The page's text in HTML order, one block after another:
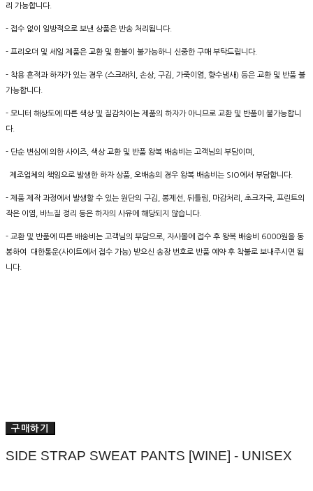
리 가능합니다.
- 접수 없이 일방적으로 보낸 상품은 반송 처리됩니다.
- 프리오더 및 세일 제품은 교환 및 환불이 불가능하니 신중한 구매 부탁드립니다.
- 착용 흔적과 하자가 있는 경우 (스크래치, 손상, 구김, 가죽이염, 향수냄새) 등은 교환 및 반품 불
가능합니다.
- 모니터 해상도에 따른 색상 및 질감차이는 제품의 하자가 아니므로 교환 및 반품이 불가능합니
다.
- 단순 변심에 의한 사이즈, 색상 교환 및 반품 왕복 배송비는 고객님의 부담이며,
제조업체의 책임으로 발생한 하자 상품, 오배송의 경우 왕복 배송비는 SIO에서 부담합니다.
- 제품 제작 과정에서 발생할 수 있는 원단의 구김, 봉제선, 뒤틀림, 마감처리, 초크자국, 프린트의
작은 이염, 바느질 정리 등은 하자의 사유에 해당되지 않습니다.
- 교환 및 반품에 따른 배송비는 고객님의 부담으로, 자사몰에 접수 후 왕복 배송비 6000원을 동
봉하여 대한통운(사이트에서 접수 가능) 받으신 송장 번호로 반품 예약 후 착불로 보내주시면 됩
니다.
구매하기
SIDE STRAP SWEAT PANTS [WINE] - UNISEX